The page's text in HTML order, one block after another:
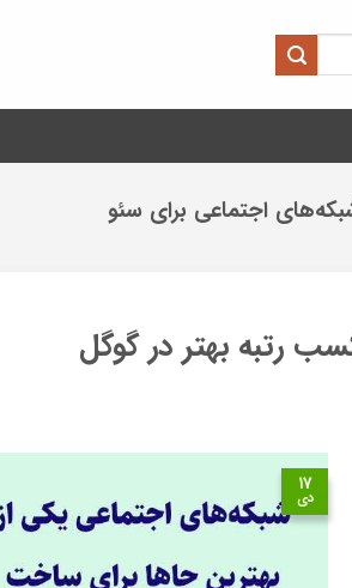
اجتماعی برای سئو
رتبه بهتر در گوگل
۱۷
دی